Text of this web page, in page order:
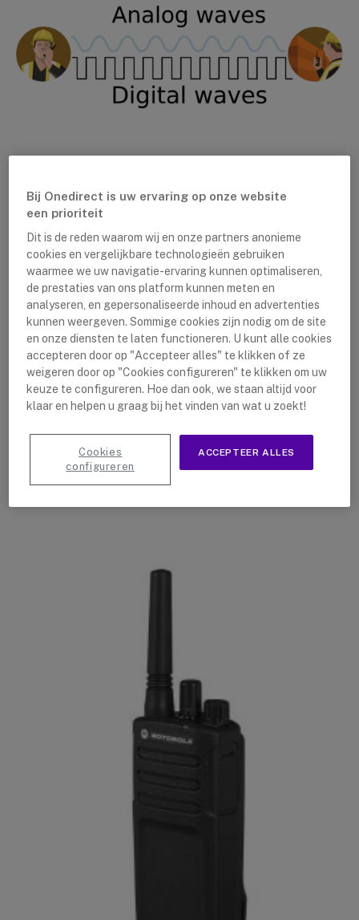
nadeel van analoge portofoons is dat deze eenvoudig
af te luisteren zijn. Dit komt doordat de kanalen voor
iedereen toegankelijk zijn.
Voordelen
Goedkoper dan digitaal
Eenvoudig in gebruik te nemen
Perfect voor hobby gebruik
Nadelen
Verminderde audio kwaliteit in functie van afstand
Bij Onedirect is uw ervaring op onze website
een prioriteit
Dit is de reden waarom wij en onze partners anonieme
cookies en vergelijkbare technologieën gebruiken
waarmee we uw navigatie-ervaring kunnen optimaliseren,
de prestaties van ons platform kunnen meten en
analyseren, en gepersonaliseerde inhoud en advertenties
kunnen weergeven. Sommige cookies zijn nodig om de site
en onze diensten te laten functioneren. U kunt alle cookies
accepteren door op "Accepteer alles" te klikken of ze
weigeren door op "Cookies configureren" te klikken om uw
keuze te configureren. Hoe dan ook, we staan altijd voor
klaar en helpen u graag bij het vinden van wat u zoekt!
ACCEPTEER ALLES
Cookies
configureren